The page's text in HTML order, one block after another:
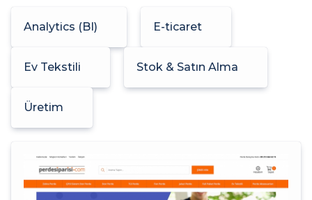
Analytics (BI) E-ticaret
Ev Tekstili Stok & Satın Alma
Üretim